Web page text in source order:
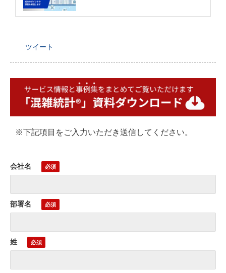
ツイート
※下記項目をご入力いただき送信してください。
会社名
部署名
姓